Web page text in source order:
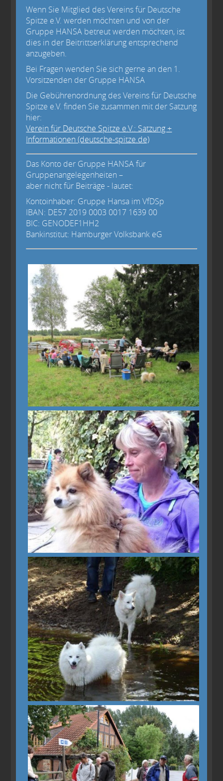
Wenn Sie Mitglied des Vereins für Deutsche
Spitze e.V. werden möchten und von der
Gruppe HANSA betreut werden möchten, ist
dies in der Beitrittserklärung entsprechend
anzugeben.
Bei Fragen wenden Sie sich gerne an den 1.
Vorsitzenden der Gruppe HANSA
Die Gebührenordnung des Vereins für Deutsche
Spitze e.V. finden Sie zusammen mit der Satzung
hier:
Verein für Deutsche Spitze e.V.: Satzung +
Informationen (deutsche-spitze.de)
Das Konto der Gruppe HANSA für
Gruppenangelegenheiten –
aber nicht für Beiträge - lautet:
Kontoinhaber: Gruppe Hansa im VfDSp
IBAN: DE57 2019 0003 0017 1639 00
BIC: GENODEF1HH2
Bankinstitut: Hamburger Volksbank eG